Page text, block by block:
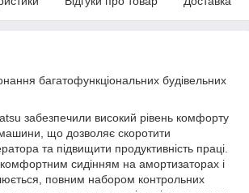
багатофункціональних будівельних
забезпечили високий рівень комфорту
машини, що дозволяє скоротити
та підвищити продуктивність праці.
сидінням на амортизаторах і
повним набором контрольних